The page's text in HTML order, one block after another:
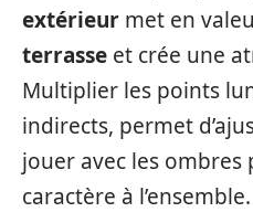
extérieur met en
terrasse et crée une
Multiplier les points
indirects, permet
jouer avec les
caractère à